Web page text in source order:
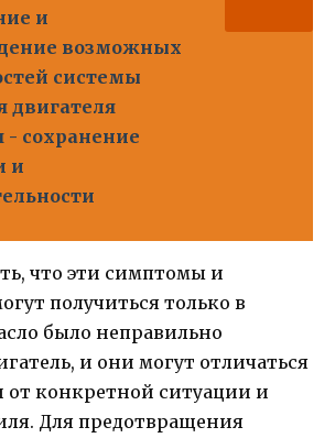
и
возможных
системы
двигателя
- сохранение
и
что эти симптомы и
получиться только в
было неправильно
и они могут отличаться
от конкретной ситуации и
Для предотвращения